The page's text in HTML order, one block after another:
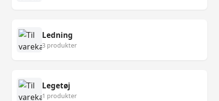
Ledning
3 produkter
Legetøj
1 produkter